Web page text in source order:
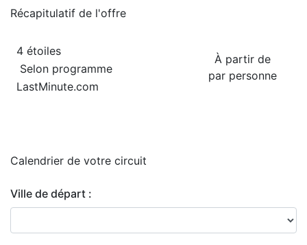
Récapitulatif de l'offre
À partir de
par personne
4 étoiles
Selon programme
LastMinute.com
Calendrier de votre circuit
Ville de départ :